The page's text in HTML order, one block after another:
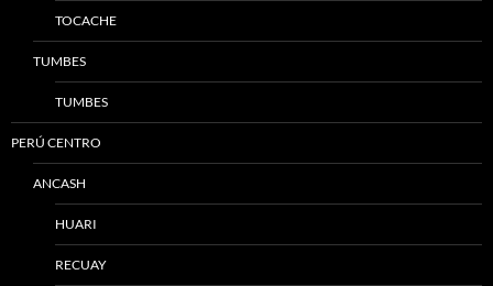
TOCACHE
TUMBES
TUMBES
PERÚ CENTRO
ANCASH
HUARI
RECUAY